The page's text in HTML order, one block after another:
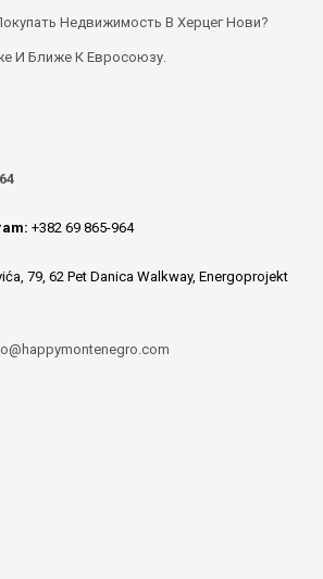
Недвижимость В Херцег Нови?
И Ближе К Евросоюзу.
+382 69 865-964
79, 62 Pet Danica Walkway, Energoprojekt